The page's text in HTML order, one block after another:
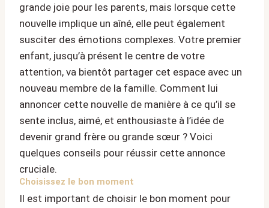
grande joie pour les parents, mais lorsque cette
nouvelle implique un aîné, elle peut également
susciter des émotions complexes. Votre premier
enfant, jusqu’à présent le centre de votre
attention, va bientôt partager cet espace avec un
nouveau membre de la famille. Comment lui
annoncer cette nouvelle de manière à ce qu’il se
sente inclus, aimé, et enthousiaste à l’idée de
devenir grand frère ou grande sœur ? Voici
quelques conseils pour réussir cette annonce
cruciale.
Choisissez le bon moment
Il est important de choisir le bon moment pour